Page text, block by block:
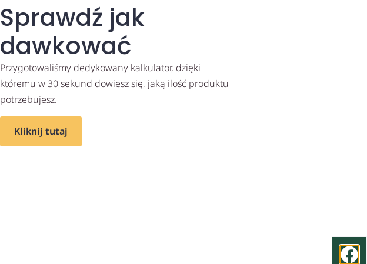
Sprawdź jak
dawkować
Przygotowaliśmy dedykowany kalkulator, dzięki
któremu w 30 sekund dowiesz się, jaką ilość produktu
potrzebujesz.
Kliknij tutaj